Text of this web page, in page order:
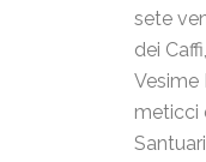
sete
dei
Vesime
meticci